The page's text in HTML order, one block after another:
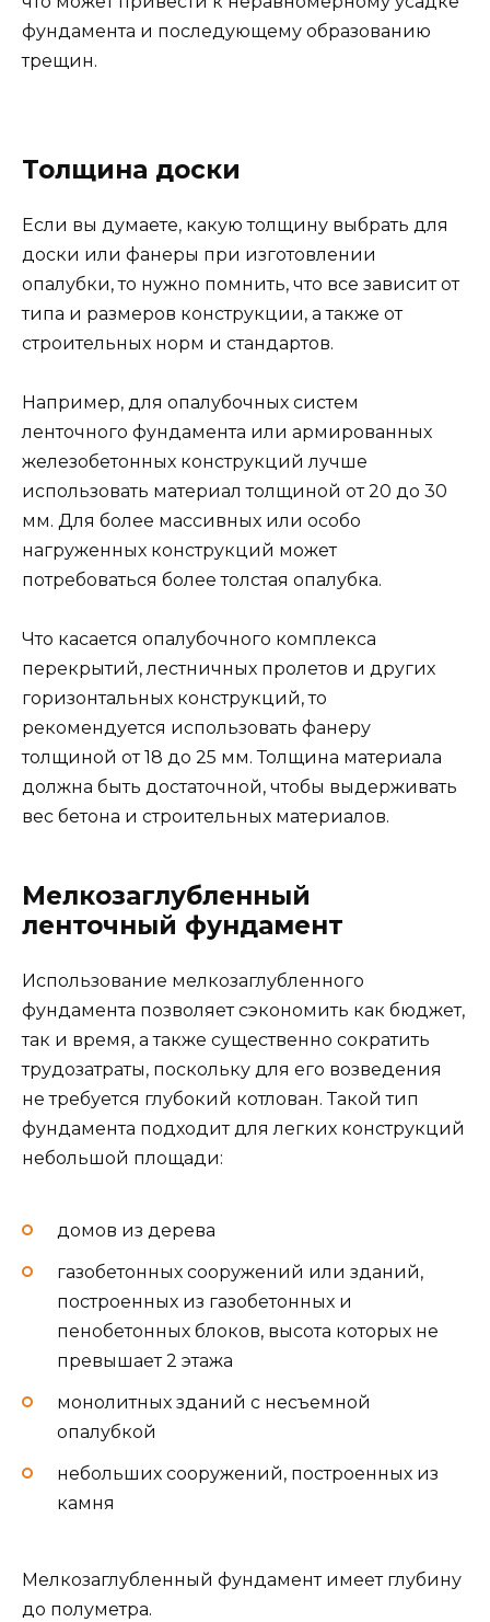
фундамента и последующему образованию
трещин.
Толщина доски
Если вы думаете, какую толщину выбрать для
доски или фанеры при изготовлении
опалубки, то нужно помнить, что все зависит от
типа и размеров конструкции, а также от
строительных норм и стандартов.
Например, для опалубочных систем
ленточного фундамента или армированных
железобетонных конструкций лучше
использовать материал толщиной от 20 до 30
мм. Для более массивных или особо
нагруженных конструкций может
потребоваться более толстая опалубка.
Что касается опалубочного комплекса
перекрытий, лестничных пролетов и других
горизонтальных конструкций, то
рекомендуется использовать фанеру
толщиной от 18 до 25 мм. Толщина материала
должна быть достаточной, чтобы выдерживать
вес бетона и строительных материалов.
Мелкозаглубленный
ленточный фундамент
Использование мелкозаглубленного
фундамента позволяет сэкономить как бюджет,
так и время, а также существенно сократить
трудозатраты, поскольку для его возведения
не требуется глубокий котлован. Такой тип
фундамента подходит для легких конструкций
небольшой площади:
домов из дерева
газобетонных сооружений или зданий,
построенных из газобетонных и
пенобетонных блоков, высота которых не
превышает 2 этажа
монолитных зданий с несъемной
опалубкой
небольших сооружений, построенных из
камня
Мелкозаглубленный фундамент имеет глубину
до полуметра.